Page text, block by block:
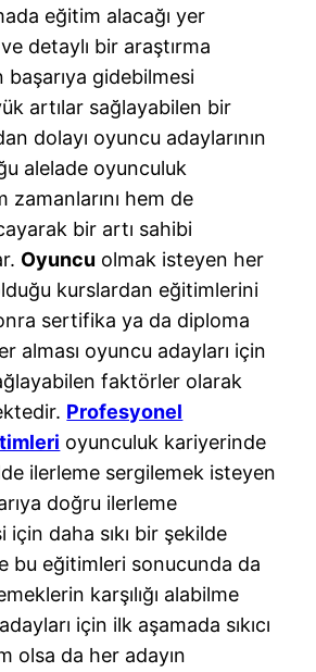
eğitim alacağı yer
detaylı bir araştırma
başarıya gidebilmesi
artılar sağlayabilen bir
dolayı oyuncu adaylarının
alelade oyunculuk
zamanlarını hem de
bir artı sahibi
Oyuncu olmak isteyen her
kurslardan eğitimlerini
sertifika ya da diploma
alması oyuncu adayları için
faktörler olarak
Profesyonel
oyunculuk kariyerinde
ilerleme sergilemek isteyen
doğru ilerleme
için daha sıkı bir şekilde
bu eğitimleri sonucunda da
karşılığı alabilme
için ilk aşamada sıkıcı
olsa da her adayın